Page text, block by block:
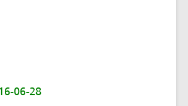
28 16:59:01